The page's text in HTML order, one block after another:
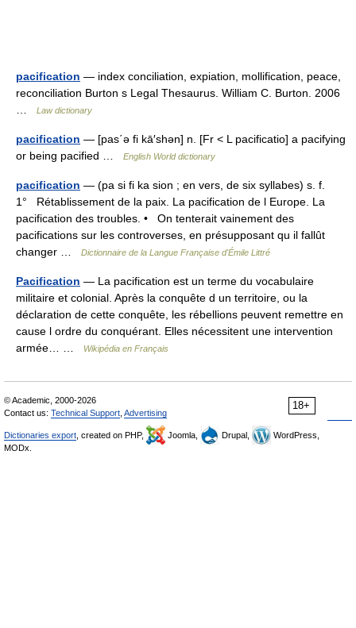
pacification — index conciliation, expiation, mollification, peace,
reconciliation Burton s Legal Thesaurus. William C. Burton. 2006
Law dictionary
pacification — [pas΄ə fi kā′shən] n. [Fr < L pacificatio] a pacifying
or being pacified …
English World dictionary
pacification — (pa si fi ka sion ; en vers, de six syllabes) s. f.
1° Rétablissement de la paix. La pacification de l Europe. La
pacification des troubles. • On tenterait vainement des
pacifications sur les controverses, en présupposant qu il fallût
changer …
Dictionnaire de la Langue Française d'Émile Littré
Pacification — La pacification est un terme du vocabulaire
militaire et colonial. Après la conquête d un territoire, ou la
déclaration de cette conquête, les rébellions peuvent remettre en
cause l ordre du conquérant. Elles nécessitent une intervention
armée… …
Wikipédia en Français
18+
© Academic, 2000-2026
Contact us: Technical Support Advertising
Dictionaries export , created on PHP, Joomla, Drupal,
WordPress,
MODx.